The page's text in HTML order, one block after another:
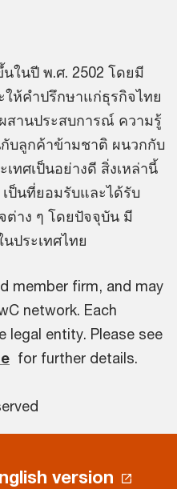
ในปี พ.ศ. 2502 โดยมี
ห้คำปรึกษาแก่ธุรกิจไทย
สานประสบการณ์ ความรู้
บลูกค้าข้ามชาติ ผนวกกับ
ทศเป็นอย่างดี สิ่งเหล่านี้
ป็นที่ยอมรับและได้รับ
ต่าง ๆ โดยปัจจุบัน มี
ประเทศไทย
member firm, and may
network. Each
legal entity. Please see
for further details.
version